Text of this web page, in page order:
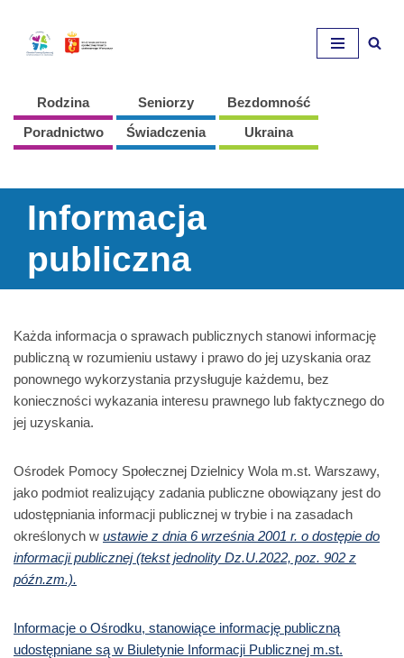
Przejdź
Rodzina Seniorzy
Bezdomność
Poradnictwo
Świadczenia Ukraina
Informacja
publiczna
Każda informacja o sprawach publicznych stanowi informację
publiczną w rozumieniu ustawy i prawo do jej uzyskania oraz
ponownego wykorzystania przysługuje każdemu, bez
konieczności wykazania interesu prawnego lub faktycznego do
jej uzyskania.
Ośrodek Pomocy Społecznej Dzielnicy Wola m.st. Warszawy,
jako podmiot realizujący zadania publiczne obowiązany jest do
udostępniania informacji publicznej w trybie i na zasadach
określonych w ustawie z dnia 6 września 2001 r. o dostępie do
informacji publicznej (tekst jednolity Dz.U.2022, poz. 902 z
późn.zm.).
Informacje o Ośrodku, stanowiące informację publiczną
udostępniane są w Biuletynie Informacji Publicznej m.st.